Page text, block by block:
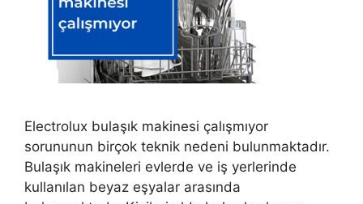
Electrolux bulaşık makinesi çalışmıyor
sorununun birçok teknik nedeni bulunmaktadır.
Bulaşık makineleri evlerde ve iş yerlerinde
kullanılan beyaz eşyalar arasında